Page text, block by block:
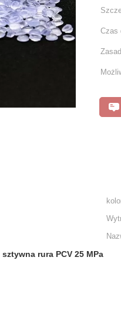
Czas
sztywna rura PCV 25 MPa